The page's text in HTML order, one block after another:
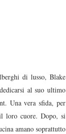
di lusso, Blake
al suo ultimo
Una vera sfida, per
loro cuore. Dopo, si
amano soprattutto